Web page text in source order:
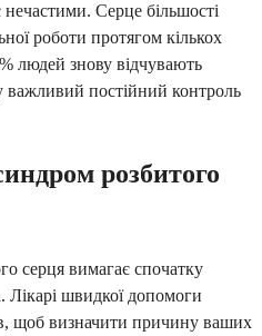
нечастими. Серце більшості
роботи протягом кількох
людей знову відчувають
важливий постійний контроль
розбитого
серця вимагає спочатку
Лікарі швидкої допомоги
щоб визначити причину ваших